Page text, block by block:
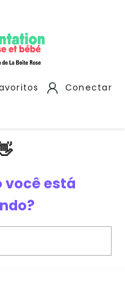
Conectar
você está